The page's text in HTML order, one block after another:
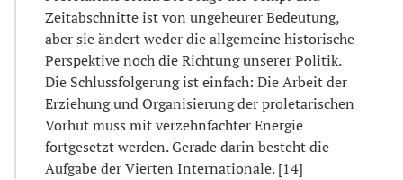
Zeitabschnitte ist von ungeheurer Bedeutung,
aber sie ändert weder die allgemeine historische
Perspektive noch die Richtung unserer Politik.
Die Schlussfolgerung ist einfach: Die Arbeit der
Erziehung und Organisierung der proletarischen
Vorhut muss mit verzehnfachter Energie
fortgesetzt werden. Gerade darin besteht die
Aufgabe der Vierten Internationale. [14]